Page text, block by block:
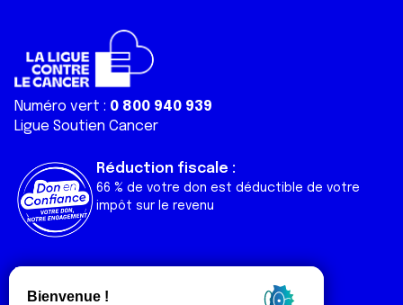
Numéro vert : 0 800 940 939
Ligue Soutien Cancer
Réduction fiscale :
66 % de votre don est déductible de votre
impôt sur le revenu
Liens utiles
Nos actualités